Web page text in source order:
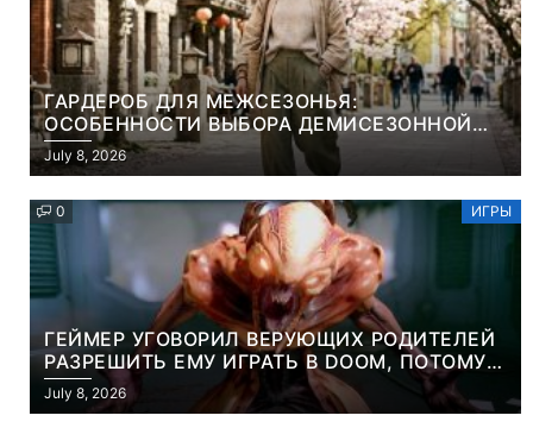
ГАРДЕРОБ ДЛЯ МЕЖСЕЗОНЬЯ:
ОСОБЕННОСТИ ВЫБОРА ДЕМИСЕЗОННОЙ
ПАРКИ И ЭЛЕГАНТНОГО ЖЕНСКОГО ПЛАЩА
July 8, 2026
0 ИГРЫ
ГЕЙМЕР УГОВОРИЛ ВЕРУЮЩИХ РОДИТЕЛЕЙ
РАЗРЕШИТЬ ЕМУ ИГРАТЬ В DOOM, ПОТОМУ
ЧТО ЭТО ХРИСТИАНСКАЯ ИГРА ПРО
УБИЙСТВО ДЕМОНОВ
July 8, 2026